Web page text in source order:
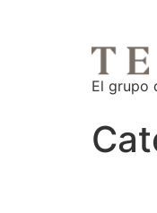
El grupo